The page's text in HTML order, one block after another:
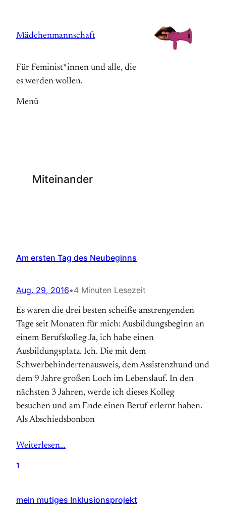
springen
Mädchenmannschaft
Für Feminist*innen und alle, die
es werden wollen.
Menü
Miteinander
Am ersten Tag des Neubeginns
Aug. 29, 2016•4 Minuten Lesezeit
Es waren die drei besten scheiße anstrengenden
Tage seit Monaten für mich: Ausbildungsbeginn an
einem Berufskolleg Ja, ich habe einen
Ausbildungsplatz. Ich. Die mit dem
Schwerbehindertenausweis, dem Assistenzhund und
dem 9 Jahre großen Loch im Lebenslauf. In den
nächsten 3 Jahren, werde ich dieses Kolleg
besuchen und am Ende einen Beruf erlernt haben.
Als Abschiedsbonbon
Weiterlesen…
1
mein mutiges Inklusionsprojekt